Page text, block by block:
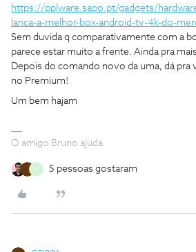
https://pplware.sapo.pt/gadgets/
lanca-a-melhor-box-android-tv-4k-do-
Sem duvida q comparativamente com a
parece estar muito a frente. Ainda pra
Depois do comando novo da uma, dá pra
no Premium!
Um bem hajam
O amigo Bruno ajuda
M 5 pessoas gostaram